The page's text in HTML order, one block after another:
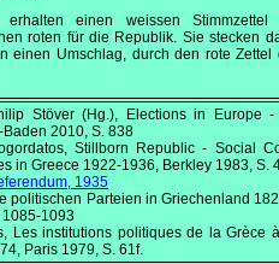
erhalten einen weissen
roten für die Republik. Sie stecken
einen Umschlag, durch den rote Zettel
Stöver (Hg.),
Elections in Europe
Baden 2010, S. 838
Stillborn Republic - Social
in Greece 1922-1936, Berkley 1983, S.
1935
politischen Parteien in Griechenland
1085-1093
Les institutions politiques de la Grèce
, Paris 1979, S. 61f.